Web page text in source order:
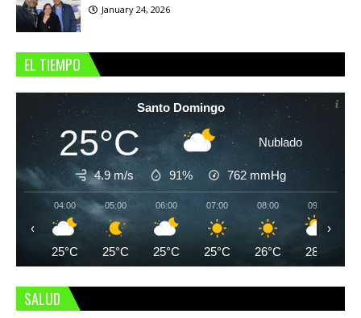
January 24, 2026
EL TIEMPO
Santo Domingo
25°C Nublado
4.9 m/s 91% 762 mmHg
04:00
25°C
05:00
25°C
06:00
25°C
07:00
25°C
08:00
26°C
09:00
28°C
‹ ›
SALUD